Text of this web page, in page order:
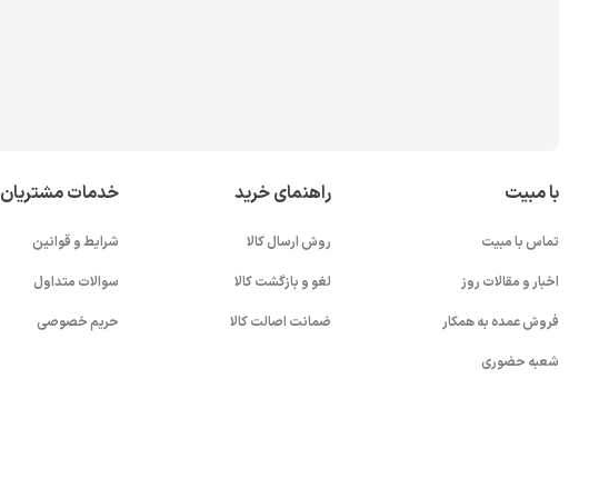
با مبیت
تماس با مبیت
اخبار و مقالات روز
فروش عمده به همکار
شعبه حضوری
راهنمای خرید
روش ارسال کالا
لغو و بازگشت کالا
ضمانت اصالت کالا
خدمات مشتریان
شرایط و قوانین
سوالات متداول
حریم خصوصی